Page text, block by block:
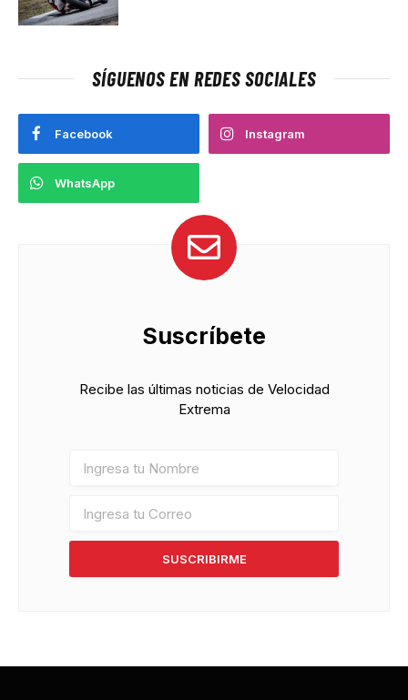
SÍGUENOS EN REDES SOCIALES
Facebook Instagram
WhatsApp
Suscríbete
Recibe las últimas noticias de Velocidad
Extrema
SUSCRIBIRME